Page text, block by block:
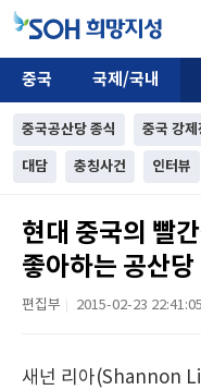
중국 국제/국내
중국공산당 종식 중국 강
대담 충칭사건 인터뷰
현대 중국의 빨
좋아하는 공산당
편집부 2015-02-23 22:41:05
새넌 리아(Shannon